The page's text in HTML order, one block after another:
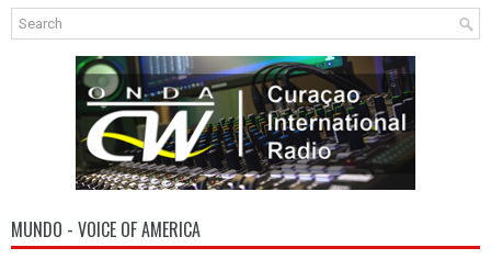
MUNDO - VOICE OF AMERICA